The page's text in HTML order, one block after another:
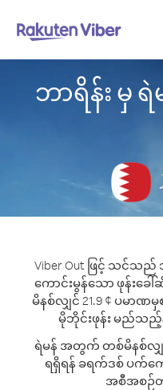
ဘာရိန်း မှ
Viber Out ဖြင့် သင်သ
ကောင်းမွန်သော ဖုန်းခေ
မိနစ်လျှင် 21.9 ¢ ပမာဏ
မိုဘိုင်းဖုန်း မည်သည့်
ရဲမန် အတွက် တစ်မိနစ်လျှ
ရရှိရန် ခရက်ဒစ် ပက်က
အစီအစဉ်